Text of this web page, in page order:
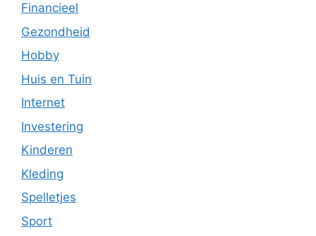
Financieel
Gezondheid
Hobby
Huis en Tuin
Internet
Investering
Kinderen
Kleding
Spelletjes
Sport